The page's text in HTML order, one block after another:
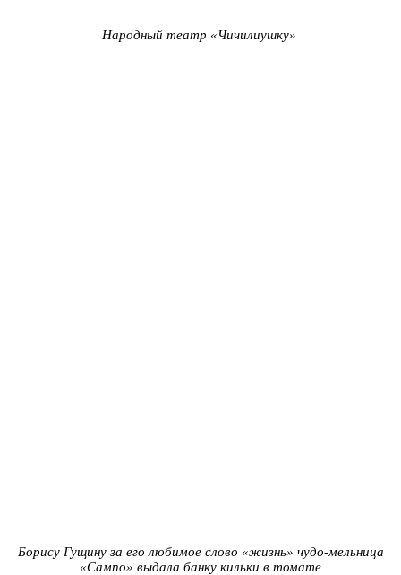
Народный театр «Чичилиушку»
Борису Гущину за его любимое слово «жизнь» чудо-мельница
«Сампо» выдала банку кильки в томате